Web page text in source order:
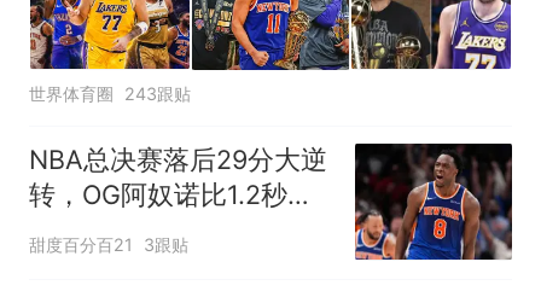
世界体育圈 243跟贴
NBA总决赛落后29分大逆
转，OG阿奴诺比1.2秒绝
杀助尼克斯53年首冠
甜度百分百21 3跟贴